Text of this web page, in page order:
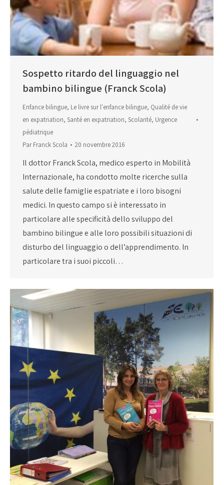
Sospetto ritardo del linguaggio nel
bambino bilingue (Franck Scola)
Enfance bilingue, Le livre sur l'enfance bilingue, Qualité de vie
en expatriation, Santé en expatriation, Scolarité, Urgence
pédiatrique
ParFranck Scola 20 novembre 2016
Il dottor Franck Scola, medico esperto in Mobilità
Internazionale, ha condotto molte ricerche sulla
salute delle famiglie espatriate e i loro bisogni
medici. In questo campo si è interessato in
particolare alle specificità dello sviluppo del
bambino bilingue e alle loro possibili situazioni di
disturbo del linguaggio o dell’apprendimento. In
particolare tra i suoi piccoli…